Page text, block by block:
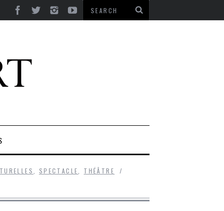
SPECTACLE
THÉÂTRE